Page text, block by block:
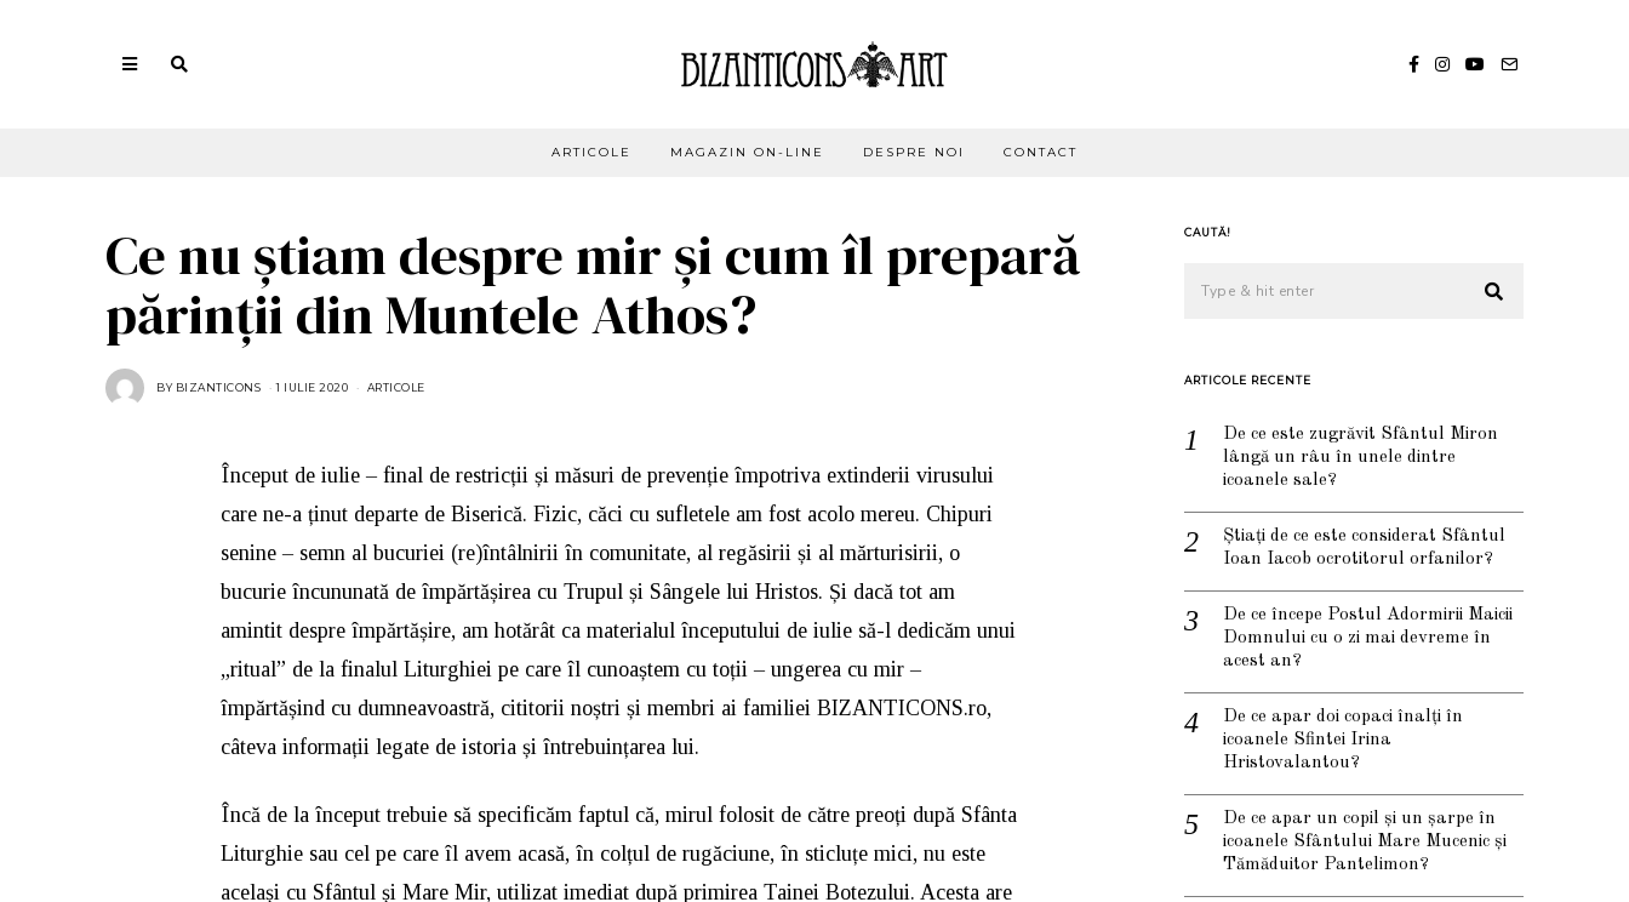
ARTICOLE MAGAZIN ON-LINE DESPRE NOI CONTACT
Ce nu știam despre mir și cum îl prepară
părinții din Muntele Athos?
BY BIZANTICONS 1 IULIE 2020 ARTICOLE
Început de iulie – final de restricții și măsuri de prevenție împotriva extinderii virusului
care ne-a ținut departe de Biserică. Fizic, căci cu sufletele am fost acolo mereu. Chipuri
senine – semn al bucuriei (re)întâlnirii în comunitate, al regăsirii și al mărturisirii, o
bucurie încununată de împărtășirea cu Trupul și Sângele lui Hristos. Și dacă tot am
amintit despre împărtășire, am hotărât ca materialul începutului de iulie să-l dedicăm unui
„ritual” de la finalul Liturghiei pe care îl cunoaștem cu toții – ungerea cu mir –
împărtășind cu dumneavoastră, cititorii noștri și membri ai familiei BIZANTICONS.ro,
câteva informații legate de istoria și întrebuințarea lui.
Încă de la început trebuie să specificăm faptul că, mirul folosit de către preoți după Sfânta
Liturghie sau cel pe care îl avem acasă, în colțul de rugăciune, în sticluțe mici, nu este
același cu Sfântul și Mare Mir, utilizat imediat după primirea Tainei Botezului. Acesta are
CAUTĂ!
ARTICOLE RECENTE
De ce este zugrăvit Sfântul Miron
lângă un râu în unele dintre
icoanele sale?
Știați de ce este considerat Sfântul
Ioan Iacob ocrotitorul orfanilor?
De ce începe Postul Adormirii Maicii
Domnului cu o zi mai devreme în
acest an?
De ce apar doi copaci înalți în
icoanele Sfintei Irina
Hristovalantou?
De ce apar un copil și un șarpe în
icoanele Sfântului Mare Mucenic și
Tămăduitor Pantelimon?